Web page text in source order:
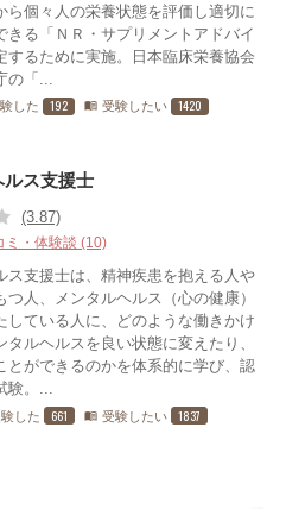
ら個々人の栄養状態を評価し適切に
きる「ＮＲ・サプリメントアドバイ
するために実施。日本臨床栄養協会
の「...
した 192 menu_book 受験したい 1420
ルス支援士
(3.87)
ミ・体験談 (10)
ス支援士は、精神疾患を抱える人や
つ人、メンタルヘルス（心の健康）
している人に、どのような働きかけ
タルヘルスを良い状態に変えたり、
とができるのかを体系的に学び、認
験。...
した 661 menu_book 受験したい 1837